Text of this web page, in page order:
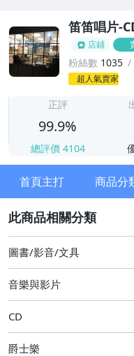
笛笛唱片-
店鋪
粉絲數 1035
超人氣賣家
正評
99.9%
總評價 4104
首頁主打 商品分
絕版CD競標
CD國語女歌手
圖書/影音/文具
音樂與影片
CD
爵士樂